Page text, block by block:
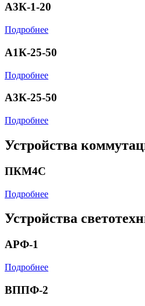
А3К-1-20
Подробнее
А1К-25-50
Подробнее
А3К-25-50
Подробнее
Устройства
ПКМ4С
Подробнее
Устройства
АРФ-1
Подробнее
ВППФ-2